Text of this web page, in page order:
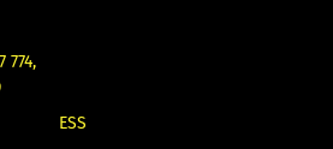
774,
ESS